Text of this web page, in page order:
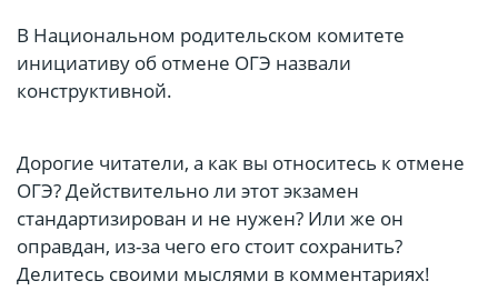
В Национальном родительском комитете
инициативу об отмене ОГЭ назвали
конструктивной.
Дорогие читатели, а как вы относитесь к отмене
ОГЭ? Действительно ли этот экзамен
стандартизирован и не нужен? Или же он
оправдан, из-за чего его стоит сохранить?
Делитесь своими мыслями в комментариях!